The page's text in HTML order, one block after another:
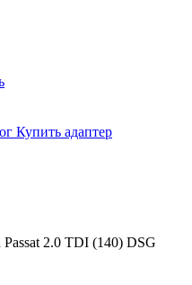
Купить адаптер
Passat 2.0 TDI (140) DSG